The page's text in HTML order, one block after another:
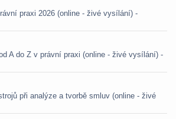
praxi 2026 (online - živé vysílání) -
A do Z v právní praxi (online - živé vysílání) -
při analýze a tvorbě smluv (online - živé